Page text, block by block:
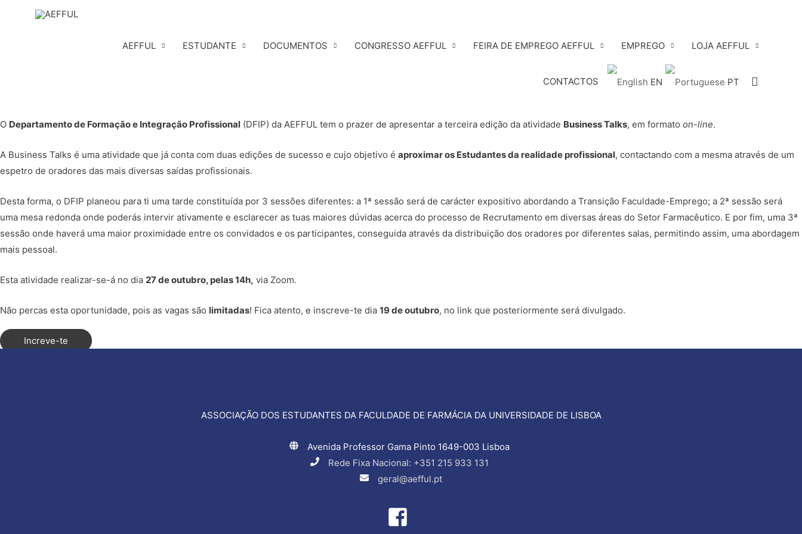
AEFFUL ESTUDANTE DOCUMENTOS CONGRESSO AEFFUL FEIRA DE EMPREGO AEFFUL EMPREGO LOJA AEFFUL
CONTACTOS EN PT Search
O Departamento de Formação e Integração Profissional (DFIP) da AEFFUL tem o prazer de apresentar a terceira edição da atividade Business Talks, em formato on-line.
A Business Talks é uma atividade que já conta com duas edições de sucesso e cujo objetivo é aproximar os Estudantes da realidade profissional, contactando com a mesma através de um
espetro de oradores das mais diversas saídas profissionais.
Desta forma, o DFIP planeou para ti uma tarde constituída por 3 sessões diferentes: a 1ª sessão será de carácter expositivo abordando a Transição Faculdade-Emprego; a 2ª sessão será
uma mesa redonda onde poderás intervir ativamente e esclarecer as tuas maiores dúvidas acerca do processo de Recrutamento em diversas áreas do Setor Farmacêutico. E por fim, uma 3ª
sessão onde haverá uma maior proximidade entre os convidados e os participantes, conseguida através da distribuição dos oradores por diferentes salas, permitindo assim, uma abordagem
mais pessoal.
Esta atividade realizar-se-á no dia 27 de outubro, pelas 14h, via Zoom.
Não percas esta oportunidade, pois as vagas são limitadas! Fica atento, e inscreve-te dia 19 de outubro, no link que posteriormente será divulgado.
Increve-te
ASSOCIAÇÃO DOS ESTUDANTES DA FACULDADE DE FARMÁCIA DA UNIVERSIDADE DE LISBOA
Avenida Professor Gama Pinto 1649-003 Lisboa
Rede Fixa Nacional: +351 215 933 131
geral@aefful.pt